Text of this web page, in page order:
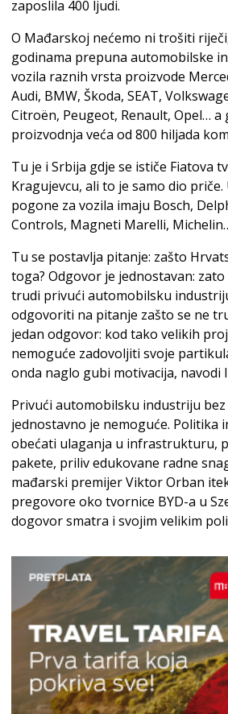
zaposlila 400 ljudi.
O Mađarskoj nećemo ni trošiti
godinama prepuna automobilske
vozila raznih vrsta proizvode
Audi, BMW, Škoda, SEAT,
Citroën, Peugeot, Renault, Opel… a
proizvodnja veća od 800 hiljada
Tu je i Srbija gdje se ističe Fiatova
Kragujevcu, ali to je samo dio priče.
pogone za vozila imaju Bosch,
Controls, Magneti Marelli,
Tu se postavlja pitanje: zašto
toga? Odgovor je jednostavan:
trudi privući automobilsku
odgovoriti na pitanje zašto se ne
jedan odgovor: kod tako velikih
nemoguće zadovoljiti svoje
onda naglo gubi motivacija, navodi
Privući automobilsku industriju
jednostavno je nemoguće. Politika
obećati ulaganja u infrastrukturu,
pakete, priliv edukovane radne
mađarski premijer Viktor Orban
pregovore oko tvornice BYD-a u
dogovor smatra i svojim velikim